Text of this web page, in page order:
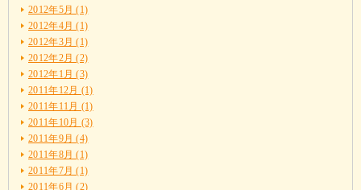
2012年5月 (1)
2012年4月 (1)
2012年3月 (1)
2012年2月 (2)
2012年1月 (3)
2011年12月 (1)
2011年11月 (1)
2011年10月 (3)
2011年9月 (4)
2011年8月 (1)
2011年7月 (1)
2011年6月 (2)